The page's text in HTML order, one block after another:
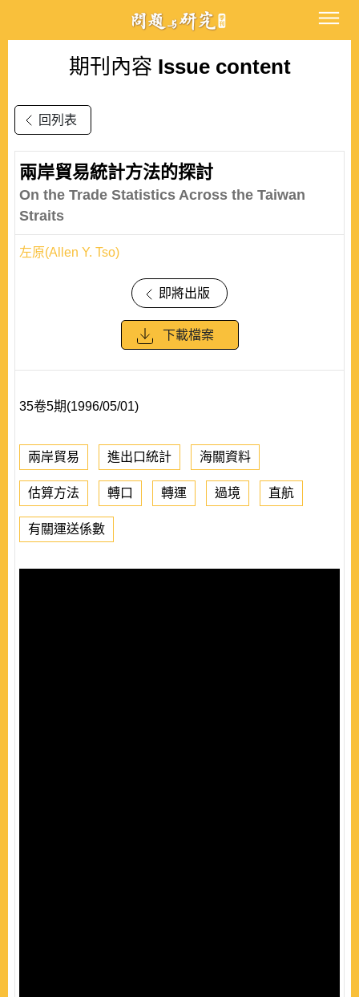
期刊內容 Issue content
回列表
兩岸貿易統計方法的探討
On the Trade Statistics Across the Taiwan
Straits
左原(Allen Y. Tso)
即將出版
下載檔案
35卷5期(1996/05/01)
兩岸貿易 進出口統計 海關資料
估算方法 轉口 轉運 過境 直航
有關運送係數